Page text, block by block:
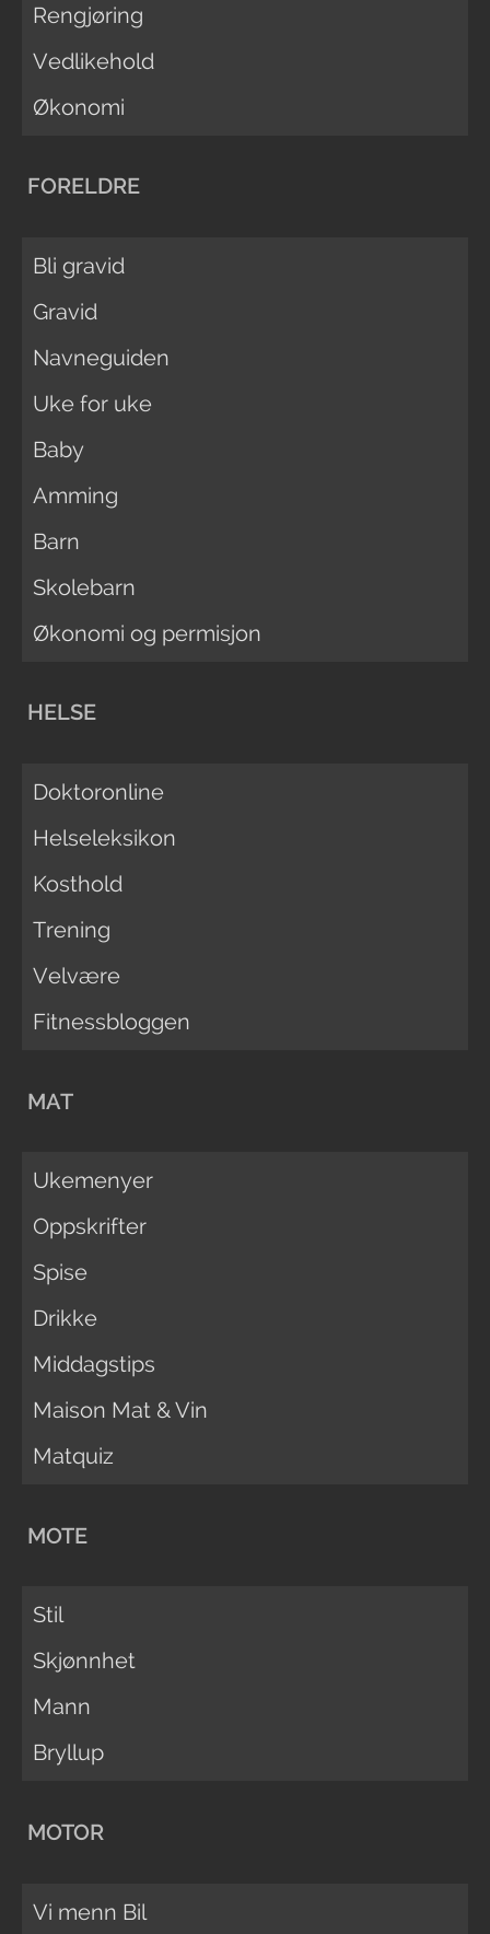
Rengjøring
Vedlikehold
Økonomi
FORELDRE
Bli gravid
Gravid
Navneguiden
Uke for uke
Baby
Amming
Barn
Skolebarn
Økonomi og permisjon
HELSE
Doktoronline
Helseleksikon
Kosthold
Trening
Velvære
Fitnessbloggen
MAT
Ukemenyer
Oppskrifter
Spise
Drikke
Middagstips
Maison Mat & Vin
Matquiz
MOTE
Stil
Skjønnhet
Mann
Bryllup
MOTOR
Vi menn Bil